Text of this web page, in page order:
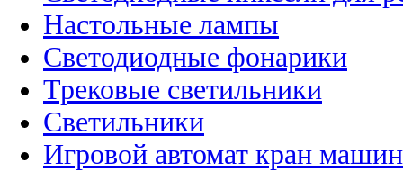
Настольные лампы
Светодиодные фонарики
Трековые светильники
Светильники
Игровой автомат кран